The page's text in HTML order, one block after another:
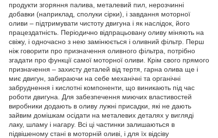
продукти згоряння палива, металевий пил, нерозчинні
добавки (наприклад, сполуки сірки), і завдання моторної
оливи – підтримувати чистоту двигуна і як наслідок, його
працездатність. Періодично відпрацьовану оливу міняють на
свіжу, і одночасно з нею замінюється і оливний фільтр. Перш
ніж говорити про призначення оливного фільтра, потрібно
згадати про функції самої моторної оливи. Крім свого прямого
призначення – захисту деталей від тертя, гарна олива ще і
миє двигун, забираючи на себе механічні та органічні
забруднення і кислотні компоненти, що виникають під час
роботи двигуна. Для забезпечення миючих властивостей
виробники додають в оливу лужні присадки, які не дають
зайвим домішкам осідати на металевих деталях у вигляді
лаку, шламу і нагару. Всі ці частинки залишаються в
підвішеному стані в моторній оливі, і для їх відсіву